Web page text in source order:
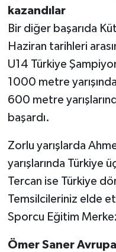
kazandılar
Bir diğer başarıda
Haziran tarihleri
U14 Türkiye
1000 metre
600 metre
başardı.
Zorlu yarışlarda
yarışlarında Türkiye
Tercan ise Türkiye
Temsilcileriniz elde
Sporcu Eğitim
Ömer Saner